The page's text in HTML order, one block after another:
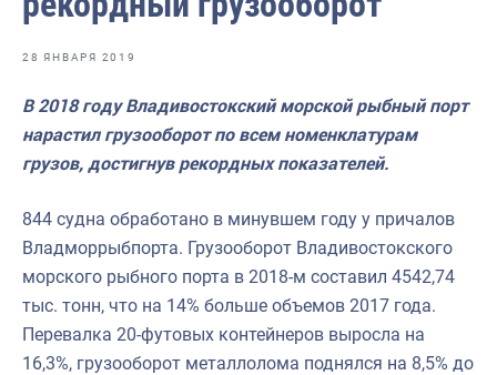
Отраслевые СМИ
Выставки и конференции
Научно-практическая литература
Рыбоохрана России
Инфографика
Большая африканская экспедиция
Укрепление духовно-нравственных ценностей
28 ЯНВАРЯ 2019
В 2018 году Владивостокский морской рыбный порт
нарастил грузооборот по всем номенклатурам
грузов, достигнув рекордных показателей.
844 судна обработано в минувшем году у причалов
Владморрыбпорта. Грузооборот Владивостокского
морского рыбного порта в 2018-м составил 4542,74
тыс. тонн, что на 14% больше объемов 2017 года.
Перевалка 20-футовых контейнеров выросла на
16,3%, грузооборот металлолома поднялся на 8,5% до